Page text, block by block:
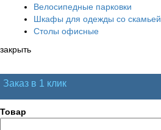
Велосипедные парковки
Шкафы для одежды со скамьей
Столы офисные
закрыть
Заказ в 1 клик
Товар